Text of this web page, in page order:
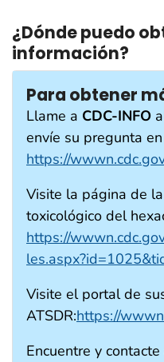
¿Dónde puedo
información?
Para obtener
Llame a CDC-INFO
envíe su pregunta
https://
Visite la página de
toxicológico del
https://
Visite el portal de
ATSDR:https://
Encuentre y